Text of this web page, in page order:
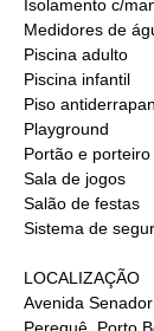
Isolamento c/
Medidores de
Piscina adulto
Piscina infantil
Piso
Playground
Portão e
Sala de jogos
Salão de festas
Sistema de
LOCALIZAÇÃO
Avenida